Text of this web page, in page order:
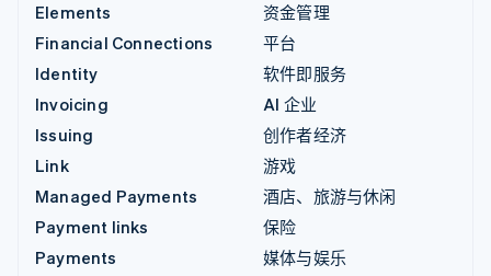
Elements
Financial Connections
Identity
Invoicing
Issuing
Link
Managed Payments
Payment links
Payments
资金管理
平台
软件即服务
AI 企业
创作者经济
游戏
酒店、旅游与休闲
保险
媒体与娱乐